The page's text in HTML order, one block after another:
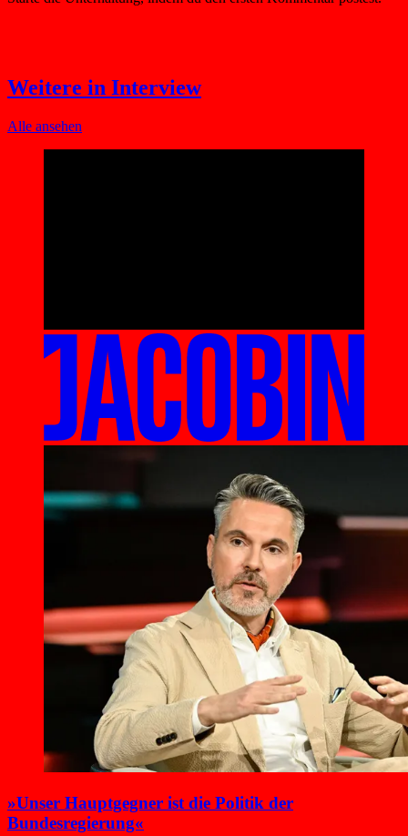
Weitere in Interview
Alle ansehen
»Unser Hauptgegner ist die Politik der
Bundesregierung«